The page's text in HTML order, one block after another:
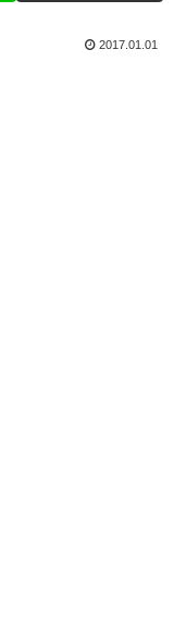
2017.01.01